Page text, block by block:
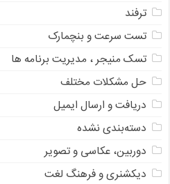
ترفند
تست سرعت و بنچمارک
تسک منیجر ، مدیریت برنامه ها
حل مشکلات مختلف
دریافت و ارسال ایمیل
دسته‌بندی نشده
دوربین، عکاسی و تصویر
دیکشنری و فرهنگ لغت